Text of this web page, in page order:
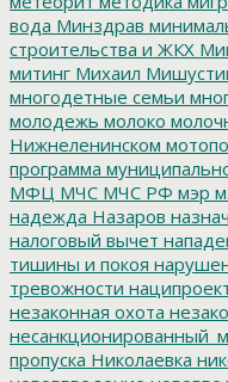
вода Минздрав
строительства и ЖКХ
митинг Михаил
многодетные семьи
молодежь молоко
Нижнеленинском
программа
МФЦ МЧС МЧС РФ мэр
надежда Назаров
налоговый вычет
тишины и покоя
тревожности
незаконная охота
пропуска Николаевка